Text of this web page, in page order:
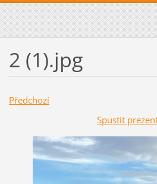
2 (1).jpg
Předchozí
Spustit